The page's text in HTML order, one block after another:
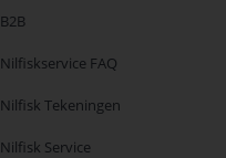
B2B
Nilfiskservice FAQ
Nilfisk Tekeningen
Nilfisk Service